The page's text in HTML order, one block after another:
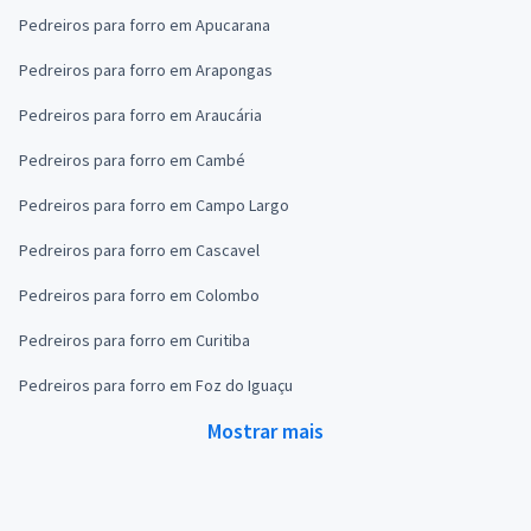
Pedreiros para forro em Apucarana
Pedreiros para forro em Arapongas
Pedreiros para forro em Araucária
Pedreiros para forro em Cambé
Pedreiros para forro em Campo Largo
Pedreiros para forro em Cascavel
Pedreiros para forro em Colombo
Pedreiros para forro em Curitiba
Pedreiros para forro em Foz do Iguaçu
Mostrar mais